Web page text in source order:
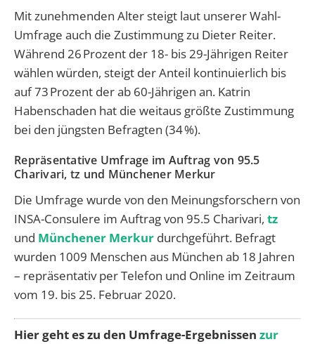
Mit zunehmenden Alter steigt laut unserer Wahl-
Umfrage auch die Zustimmung zu Dieter Reiter.
Während 26 Prozent der 18- bis 29-Jährigen Reiter
wählen würden, steigt der Anteil kontinuierlich bis
auf 73 Prozent der ab 60-Jährigen an. Katrin
Habenschaden hat die weitaus größte Zustimmung
bei den jüngsten Befragten (34 %).
Repräsentative Umfrage im Auftrag von 95.5
Charivari, tz und Münchener Merkur
Die Umfrage wurde von den Meinungsforschern von
INSA-Consulere im Auftrag von 95.5 Charivari, tz
und Münchener Merkur durchgeführt. Befragt
wurden 1009 Menschen aus München ab 18 Jahren
– repräsentativ per Telefon und Online im Zeitraum
vom 19. bis 25. Februar 2020.
Hier geht es zu den Umfrage-Ergebnissen zur